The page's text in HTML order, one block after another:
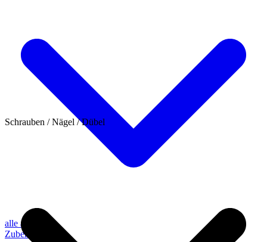
alle anzeigen
Zubehör
Schrauben / Nägel / Dübel